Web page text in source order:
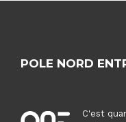
POLE NORD
C'est